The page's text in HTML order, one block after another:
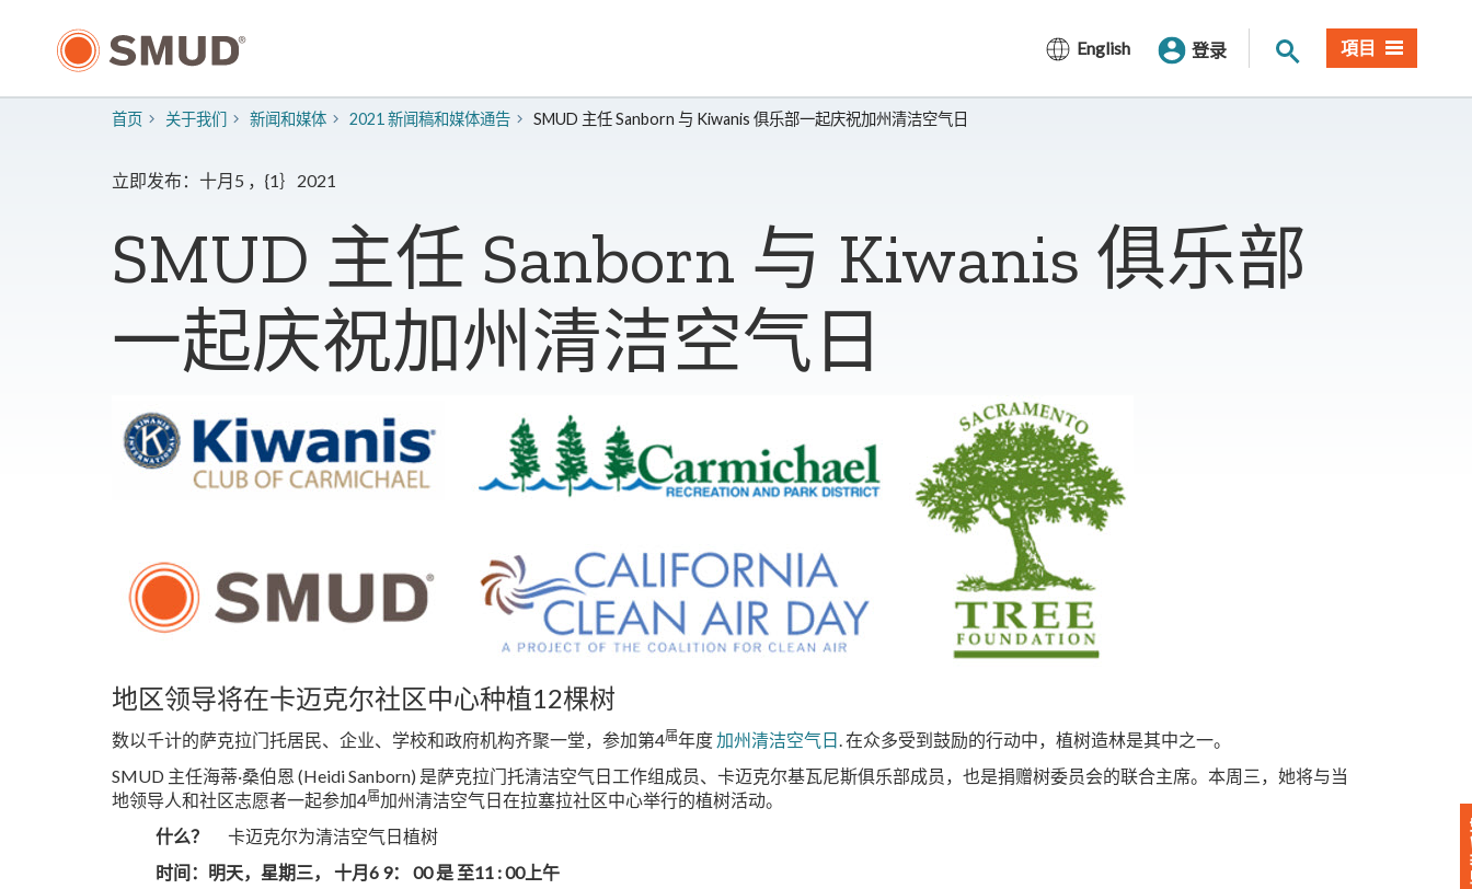
English 登录 网站搜索項目
首页 关于我们 新闻和媒体 2021 新闻稿和媒体通告 SMUD 主任 Sanborn 与 Kiwanis 俱乐部一起庆祝加州清洁空气日
立即发布：十月5 ，{1｝2021
SMUD 主任 Sanborn 与 Kiwanis 俱乐部
一起庆祝加州清洁空气日
地区领导将在卡迈克尔社区中心种植12棵树
数以千计的萨克拉门托居民、企业、学校和政府机构齐聚一堂，参加第4届年度加州清洁空气日. 在众多受到鼓励的行动中，植树造林是其中之一。
SMUD 主任海蒂·桑伯恩 (Heidi Sanborn) 是萨克拉门托清洁空气日工作组成员、卡迈克尔基瓦尼斯俱乐部成员，也是捐赠树委员会的联合主席。本周三，她将与当
地领导人和社区志愿者一起参加4届加州清洁空气日在拉塞拉社区中心举行的植树活动。
什么？ 卡迈克尔为清洁空气日植树
时间：明天，星期三， 十月6 9： 00是 至11 : 00上午